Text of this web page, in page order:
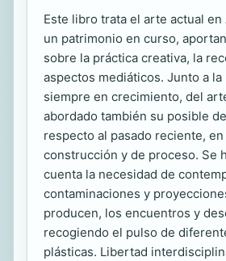
Este libro trata el arte actual en
un patrimonio en curso,
sobre la práctica creativa, la
aspectos mediáticos. Junto a la
siempre en crecimiento, del
abordado también su posible
respecto al pasado reciente,
construcción y de proceso. Se
cuenta la necesidad de
contaminaciones y
producen, los encuentros y
recogiendo el pulso de
plásticas. Libertad